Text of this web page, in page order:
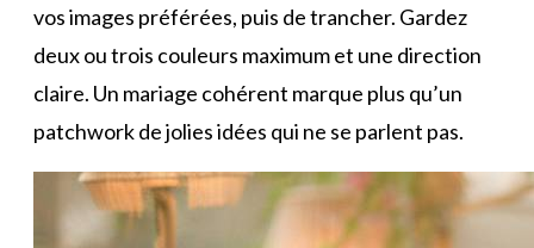
vos images préférées, puis de trancher. Gardez
deux ou trois couleurs maximum et une direction
claire. Un mariage cohérent marque plus qu’un
patchwork de jolies idées qui ne se parlent pas.